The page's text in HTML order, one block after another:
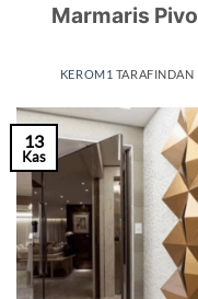
Marmaris
KEROM1 TARAFINDAN
13
Kas